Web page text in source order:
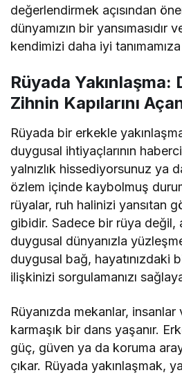
değerlendirmek açısından
dünyamızın bir yansımasıdır
kendimizi daha iyi
Rüyada Yakınlaşma:
Zihnin Kapılarını
Rüyada bir erkekle
duygusal ihtiyaçlarının
yalnızlık hissediyorsunuz ya
özlem içinde kaybolmuş
rüyalar, ruh halinizi yansıtan
gibidir. Sadece bir rüya değil,
duygusal dünyanızla
duygusal bağ, hayatınızdaki
ilişkinizi sorgulamanızı
Rüyanızda mekanlar, insanlar
karmaşık bir dans yaşanır.
güç, güven ya da koruma
çıkar. Rüyada yakınlaşmak,